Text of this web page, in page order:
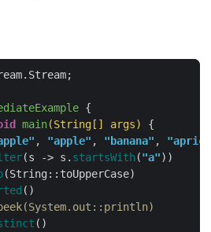
main(String[] args)
, "apple" , "banana" ,
(s -> s. startsWith ("a"